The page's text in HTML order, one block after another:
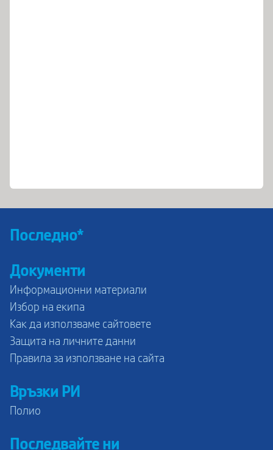
Последно*
Документи
Информационни материали
Избор на екипа
Как да използваме сайтовете
Защита на личните данни
Правила за използване на сайта
Връзки РИ
Полио
Последвайте ни